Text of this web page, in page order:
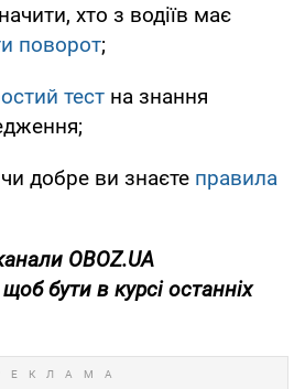
хто з водіїв має
поворот;
тест на знання
добре ви знаєте правила
OBOZ.UA
бути в курсі останніх